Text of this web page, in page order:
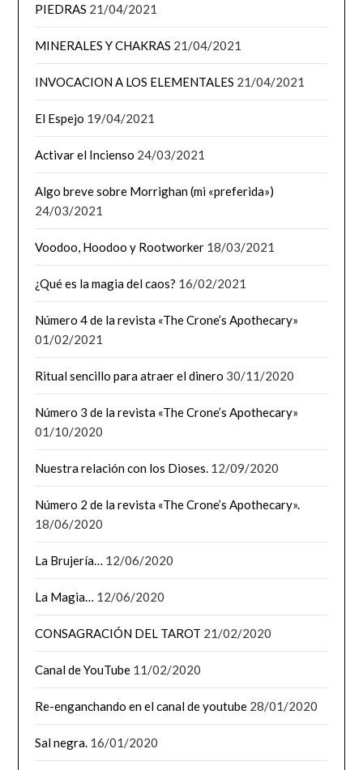
PIEDRAS 21/04/2021
MINERALES Y CHAKRAS 21/04/2021
INVOCACION A LOS ELEMENTALES 21/04/2021
El Espejo 19/04/2021
Activar el Incienso 24/03/2021
Algo breve sobre Morrighan (mi «preferida»)
24/03/2021
Voodoo, Hoodoo y Rootworker 18/03/2021
¿Qué es la magia del caos? 16/02/2021
Número 4 de la revista «The Crone’s Apothecary»
01/02/2021
Ritual sencillo para atraer el dinero 30/11/2020
Número 3 de la revista «The Crone’s Apothecary»
01/10/2020
Nuestra relación con los Dioses. 12/09/2020
Número 2 de la revista «The Crone’s Apothecary».
18/06/2020
La Brujería… 12/06/2020
La Magia… 12/06/2020
CONSAGRACIÓN DEL TAROT 21/02/2020
Canal de YouTube 11/02/2020
Re-enganchando en el canal de youtube 28/01/2020
Sal negra. 16/01/2020